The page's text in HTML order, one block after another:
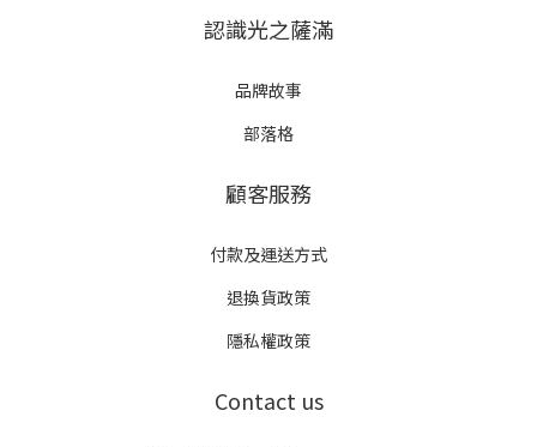
認識光之薩滿
品牌故事
部落格
顧客服務
付款及運送方式
退換貨政策
隱私權政策
Contact us